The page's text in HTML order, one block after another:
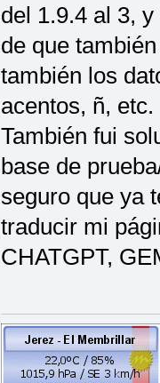
del 1.9.4 al 3,
de que
también los
acentos, ñ, etc.
También fui
base de
seguro que ya
traducir mi
CHATGPT,